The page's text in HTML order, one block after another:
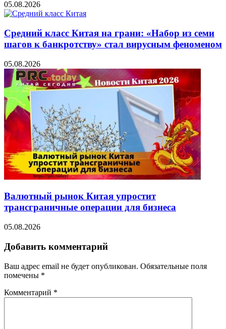
05.08.2026
Средний класс Китая на грани: «Набор из семи
шагов к банкротству» стал вирусным феноменом
05.08.2026
Валютный рынок Китая упростит
трансграничные операции для бизнеса
05.08.2026
Добавить комментарий
Ваш адрес email не будет опубликован. Обязательные поля
помечены *
Комментарий *